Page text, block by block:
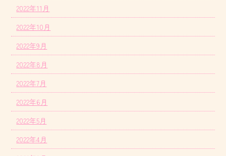
2022年11月
2022年10月
2022年9月
2022年8月
2022年7月
2022年6月
2022年5月
2022年4月